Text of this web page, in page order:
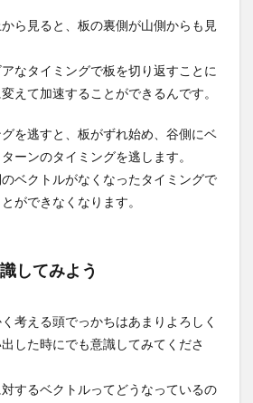
ら見ると、板の裏側が山側からも見
なタイミングで板を切り返すことに
えて加速することができるんです。
を逃すと、板がずれ始め、谷側にベ
ーンのタイミングを逃します。
ベクトルがなくなったタイミングで
ができなくなります。
してみよう
考える頭でっかちはあまりよろしく
した時にでも意識してみてくださ
するベクトルってどうなっているの